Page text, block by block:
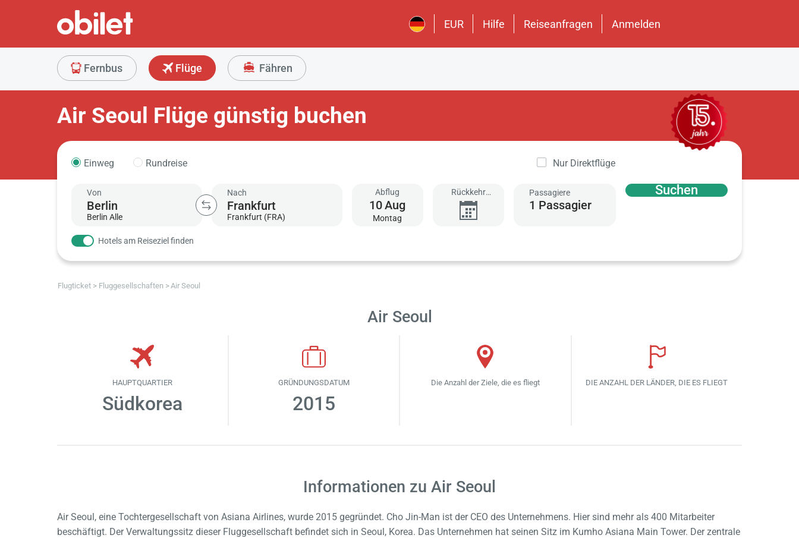
EUR Hilfe Reiseanfragen Anmelden
Fernbus Flüge Fähren
Air Seoul Flüge günstig buchen
Einweg Rundreise Nur Direktflüge
Von
Berlin Alle
Nach
Frankfurt (FRA)
Abflug
10Aug
Montag
Rückkehr
hinzufügen
Passagiere
1 Passagier
Suchen
Hotels am Reiseziel finden
Flugticket Fluggesellschaften Air Seoul
Air Seoul
HAUPTQUARTIER
Südkorea
GRÜNDUNGSDATUM
2015
Die Anzahl der Ziele, die es fliegt DIE ANZAHL DER LÄNDER, DIE ES FLIEGT
Informationen zu Air Seoul
Air Seoul, eine Tochtergesellschaft von Asiana Airlines, wurde 2015 gegründet. Cho Jin-Man ist der CEO des Unternehmens. Hier sind mehr als 400 Mitarbeiter
beschäftigt. Der Verwaltungssitz dieser Fluggesellschaft befindet sich in Seoul, Korea. Das Unternehmen hat seinen Sitz im Kumho Asiana Main Tower. Der zentrale